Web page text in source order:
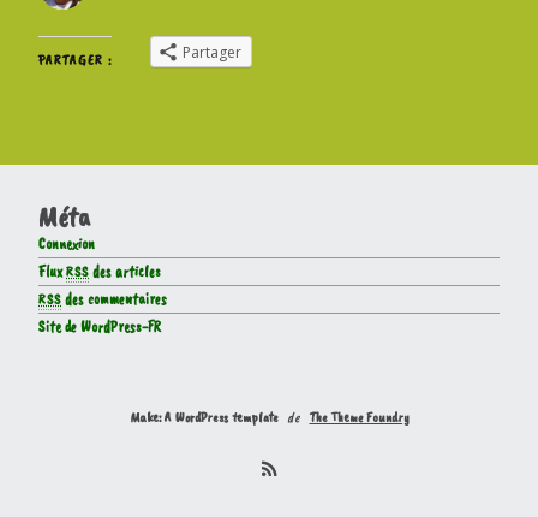
PARTAGER : Partager
Méta
Connexion
FluxRSSdes articles
RSSdes commentaires
Site de WordPress-FR
Make: A WordPress template de The Theme Foundry
R